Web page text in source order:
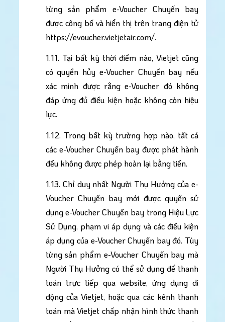
từng sản phẩm e-Voucher Chuyến bay
được công bố và hiển thị trên trang điện tử
https://evoucher.vietjetair.com/.
1.11. Tại bất kỳ thời điểm nào, Vietjet cũng
có quyền hủy e-Voucher Chuyến bay nếu
xác minh được rằng e-Voucher đó không
đáp ứng đủ điều kiện hoặc không còn hiệu
lực.
1.12. Trong bất kỳ trường hợp nào, tất cả
các e-Voucher Chuyến bay được phát hành
đều không được phép hoàn lại bằng tiền.
1.13. Chỉ duy nhất Người Thụ Hưởng của e-
Voucher Chuyến bay mới được quyền sử
dụng e-Voucher Chuyến bay trong Hiệu Lực
Sử Dụng, phạm vi áp dụng và các điều kiện
áp dụng của e-Voucher Chuyến bay đó. Tùy
từng sản phẩm e-Voucher Chuyến bay mà
Người Thụ Hưởng có thể sử dụng để thanh
toán trực tiếp qua website, ứng dụng di
động của Vietjet, hoặc qua các kênh thanh
toán mà Vietjet chấp nhận hình thức thanh